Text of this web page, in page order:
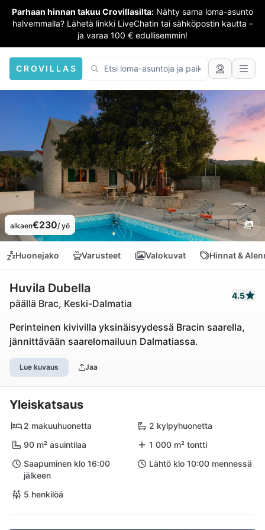
Parhaan hinnan takuu Crovillasilta: Nähty sama loma-asunto
halvemmalla? Lähetä linkki LiveChatin tai sähköpostin kautta –
ja varaa 100 € edullisemmin!
CROVILLAS
alkaen€230/ yö
Huonejako Varusteet Valokuvat Hinnat &
Huvila Dubella
päällä Brac, Keski-Dalmatia
4.5
Perinteinen kivivilla yksinäisyydessä Bracin saarella,
jännittävään saarelomailuun Dalmatiassa.
Lue kuvaus Jaa
Yleiskatsaus
2 makuuhuonetta
2 kylpyhuonetta
90 m² asuintilaa
1 000 m² tontti
Saapuminen klo 16:00
jälkeen
Lähtö klo 10:00 mennessä
5 henkilöä